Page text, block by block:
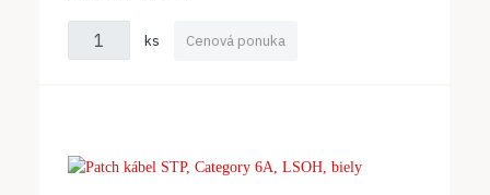
ks Cenová ponuka